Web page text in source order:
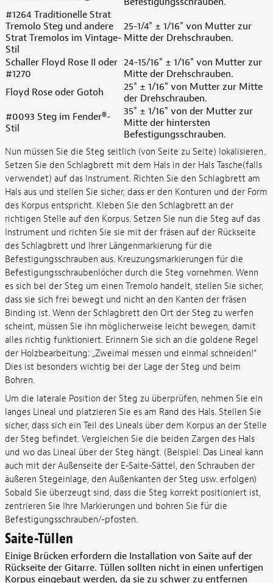
#1264 Traditionelle Strat
Tremolo Steg und andere
Strat Tremolos im Vintage-
Stil
25-1/4" ± 1/16" von Mutter zur
Mitte der Drehschrauben.
Schaller Floyd Rose II oder
#1270
24-15/16" ± 1/16" von Mutter zur
Mitte der Drehschrauben.
Floyd Rose oder Gotoh
25" ± 1/16" von Mutter zur Mitte
der Drehschrauben.
#0093 Steg im Fender®-
Stil
35" ± 1/16" von der Mutter zur
Mitte der hintersten
Befestigungsschrauben.
Nun müssen Sie die Steg seitlich (von Seite zu Seite) lokalisieren.
Setzen Sie den Schlagbrett mit dem Hals in der Hals Tasche(falls
verwendet) auf das Instrument. Richten Sie den Schlagbrett am
Hals aus und stellen Sie sicher, dass er den Konturen und der Form
des Korpus entspricht. Kleben Sie den Schlagbrett an der
richtigen Stelle auf den Korpus. Setzen Sie nun die Steg auf das
Instrument und richten Sie sie mit der fräsen auf der Rückseite
des Schlagbrett und Ihrer Längenmarkierung für die
Befestigungsschrauben aus. Kreuzungsmarkierungen für die
Befestigungsschraubenlöcher durch die Steg vornehmen. Wenn
es sich bei der Steg um einen Tremolo handelt, stellen Sie sicher,
dass sie sich frei bewegt und nicht an den Kanten der fräsen
Binding ist. Wenn der Schlagbrett den Ort der Steg zu werfen
scheint, müssen Sie ihn möglicherweise leicht bewegen, damit
alles richtig funktioniert. Erinnern Sie sich an die goldene Regel
der Holzbearbeitung: „Zweimal messen und einmal schneiden!“
Dies ist besonders wichtig bei der Lage der Steg und beim
Bohren.
Um die laterale Position der Steg zu überprüfen, nehmen Sie ein
langes Lineal und platzieren Sie es am Rand des Hals. Stellen Sie
sicher, dass sich ein Teil des Lineals über dem Korpus an der Stelle
der Steg befindet. Vergleichen Sie die beiden Zargen des Hals
und wo das Lineal über der Steg hängt. (Beispiel: Das Lineal kann
auch mit der Außenseite der E-Saite-Sättel, den Schrauben der
äußeren Stegeinlage, den Außenkanten der Steg usw. erfolgen)
Sobald Sie überzeugt sind, dass die Steg korrekt positioniert ist,
zentrieren Sie Ihre Markierungen und bohren Sie für die
Befestigungsschrauben/-pfosten.
Saite-Tüllen
Einige Brücken erfordern die Installation von Saite auf der
Rückseite der Gitarre. Tüllen sollten nicht in einen unfertigen
Korpus eingebaut werden, da sie zu schwer zu entfernen